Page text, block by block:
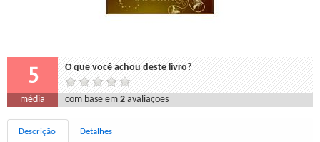
5 O que você achou deste livro?
média com base em2 avaliações
Descrição Detalhes